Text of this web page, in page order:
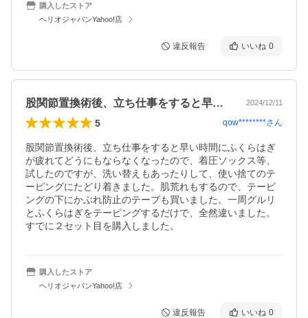
購入したストア
ヘリオジャパンYahoo!店
違反報告 いいね 0
股関節置換術後、立ち仕事をすると早い時… 2024/12/11
5 qow********さん
股関節置換術後、立ち仕事をすると早い時間にふくらはぎ
が疲れてどうにもならなくなったので、着圧ソックス等、
試したのですが、洗い替えもあったりして、使い捨てのテ
ーピングにたどり着きました。肌荒れもするので、テーピ
ングの下にかぶれ防止のテープも買いました。一周グルリ
とふくらはぎをテーピングするだけで、全然違いました。
すでに２セット目を購入しました。
購入したストア
ヘリオジャパンYahoo!店
違反報告 いいね 0